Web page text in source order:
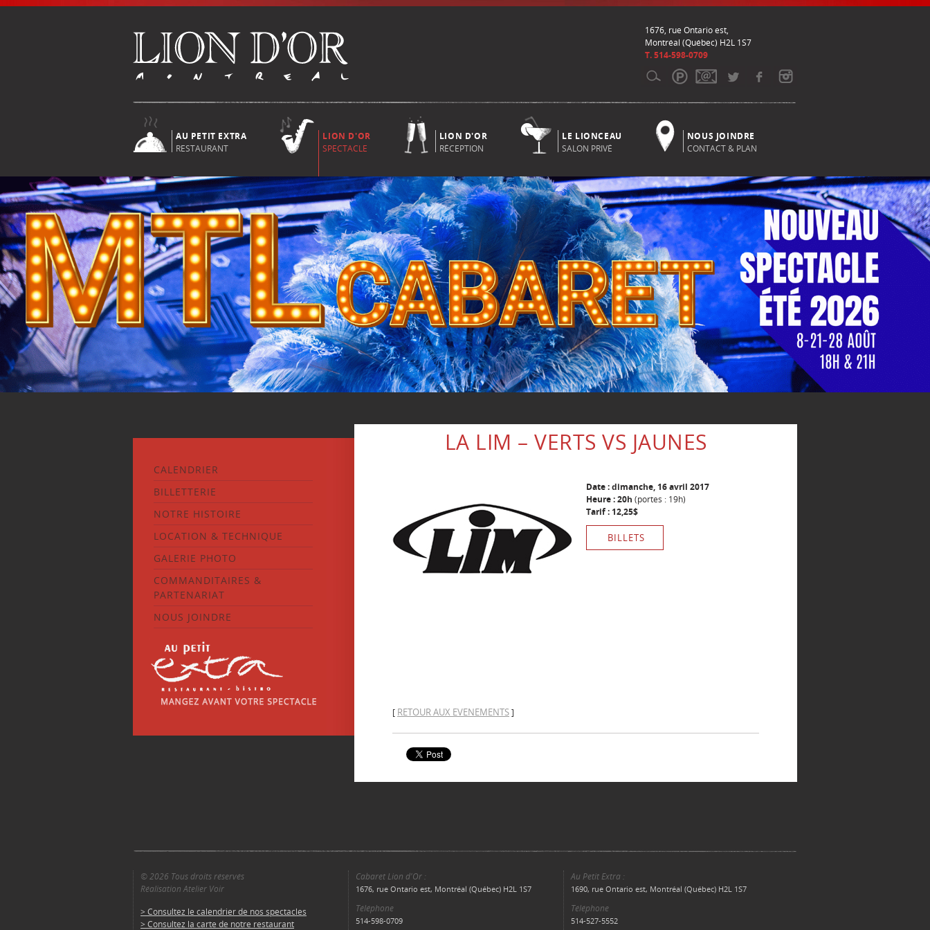
1676, rue Ontario est,
Montréal (Québec) H2L 1S7
T. 514-598-0709
AU PETIT EXTRA
RESTAURANT
LION D'OR
SPECTACLE
LION D'OR
RÉCEPTION
LE LIONCEAU
SALON PRIVÉ
NOUS JOINDRE
CONTACT & PLAN
CALENDRIER
BILLETTERIE
NOTRE HISTOIRE
LOCATION & TECHNIQUE
GALERIE PHOTO
COMMANDITAIRES &
PARTENARIAT
NOUS JOINDRE
LA LIM – VERTS VS JAUNES
Date : dimanche, 16 avril 2017
Heure : 20h (portes : 19h)
Tarif : 12,25$
BILLETS
[ RETOUR AUX EVENEMENTS]
© 2026 Tous droits réservés
Réalisation Atelier Voir
> Consultez le calendrier de nos spectacles
> Consultez la carte de notre restaurant
Cabaret Lion d'Or :
1676, rue Ontario est, Montréal (Québec) H2L 1S7
Téléphone
514-598-0709
Au Petit Extra :
1690, rue Ontario est, Montréal (Québec) H2L 1S7
Téléphone
514-527-5552